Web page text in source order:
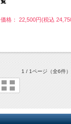
価格： 22,500円(税込
1 / 1ページ（全6件）